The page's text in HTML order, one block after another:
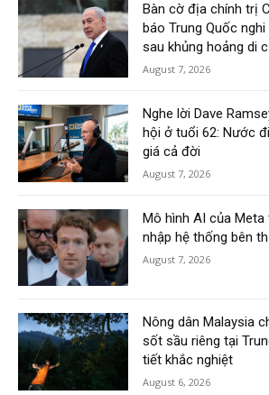
Bàn cờ địa chính trị
báo Trung Quốc
sau khủng hoảng di
August 7, 2026
Nghe lời Dave
hội ở tuổi 62: Nước
giá cả đời
August 7, 2026
Mô hình AI của
nhập hệ thống bên
August 7, 2026
Nông dân Malaysia
sốt sầu riêng tại
tiết khắc nghiệt
August 6, 2026